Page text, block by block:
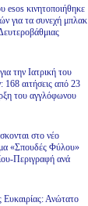
esos κινητοποιήθηκε
για τα συνεχή μπλακ
την Ιατρική του
αιτήσεις από 23
του αγγλόφωνου
στο νέο
«Σπουδές Φύλου»
Περιγραφή ανά
Ανώτατο